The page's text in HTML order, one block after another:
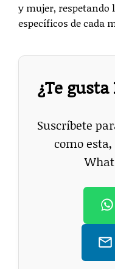
y mujer, respetando
específicos de cada
¿Te
Suscríbete
como